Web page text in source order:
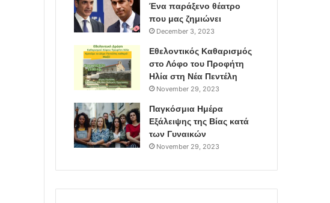
Ένα παράξενο θέατρο
που μας ζημιώνει
December 3, 2023
Εθελοντικός Καθαρισμός
στο Λόφο του Προφήτη
Ηλία στη Νέα Πεντέλη
November 29, 2023
Παγκόσμια Ημέρα
Εξάλειψης της Βίας κατά
των Γυναικών
November 29, 2023